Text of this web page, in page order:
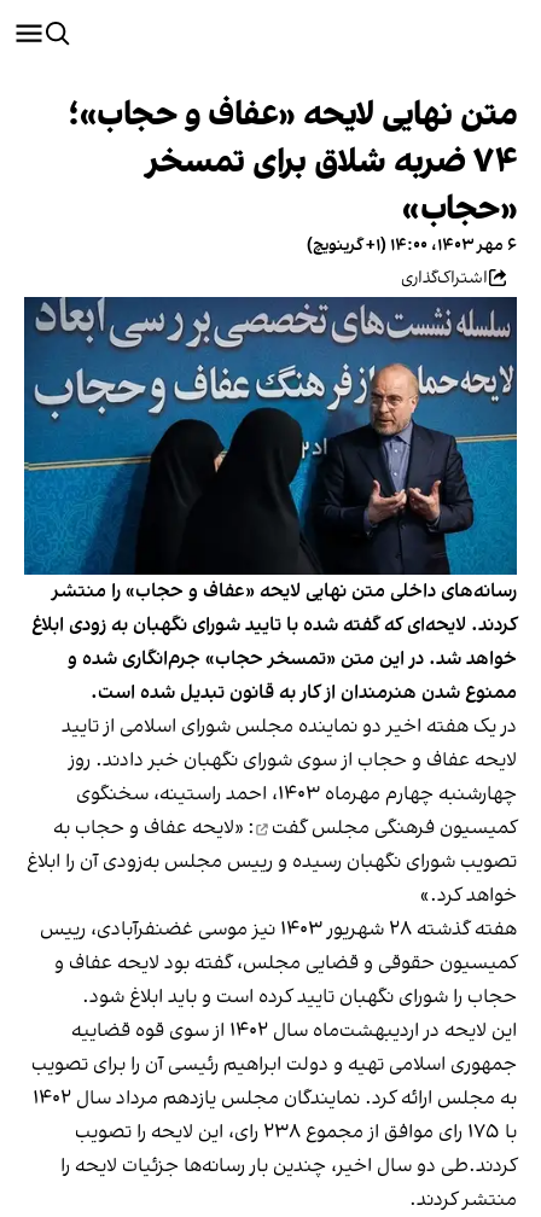
متن نهایی لایحه «عفاف و حجاب»؛
۷۴ ضربه شلاق برای تمسخر
«حجاب»
۶ مهر ۱۴۰۳، ۱۴:۰۰ (‎+۱ گرینویچ)
اشتراک‌گذاری
رسانه‌های داخلی متن نهایی لایحه «عفاف و حجاب» را منتشر
کردند. لایحه‌ای که گفته شده با تایید شورای نگهبان به زودی ابلاغ
خواهد شد. در این متن «تمسخر حجاب» جرم‌انگاری شده و
ممنوع‌ شدن هنرمندان از کار به قانون تبدیل شده است.
در یک هفته اخیر دو نماینده مجلس شورای اسلامی از تایید
لایحه عفاف و حجاب از سوی شورای نگهبان خبر دادند. روز
چهارشنبه چهارم مهرماه ۱۴۰۳، احمد راستینه، سخنگوی
کمیسیون فرهنگی مجلسگفت
: «لایحه عفاف و حجاب به
تصویب شورای نگهبان رسیده و رییس مجلس به‌زودی آن را ابلاغ
خواهد کرد.»
هفته گذشته ۲۸ شهریور ۱۴۰۳ نیز موسی غضنفرآبادی، رییس
کمیسیون حقوقی و قضایی مجلس، گفته بود لایحه عفاف و
حجاب را شورای نگهبان تایید کرده است و باید ابلاغ شود.
این لایحه در اردیبهشت‌ماه سال ۱۴۰۲ از سوی قوه قضاییه
جمهوری اسلامی تهیه و دولت ابراهیم رئیسی آن را برای تصویب
به مجلس ارائه کرد. نمایندگان مجلس یازدهم مرداد سال ۱۴۰۲
با ۱۷۵ رای موافق از مجموع ۲۳۸ رای، این لایحه را تصویب
کردند.طی دو سال اخیر، چندین بار رسانه‌ها جزئیات لایحه را
منتشر کردند.